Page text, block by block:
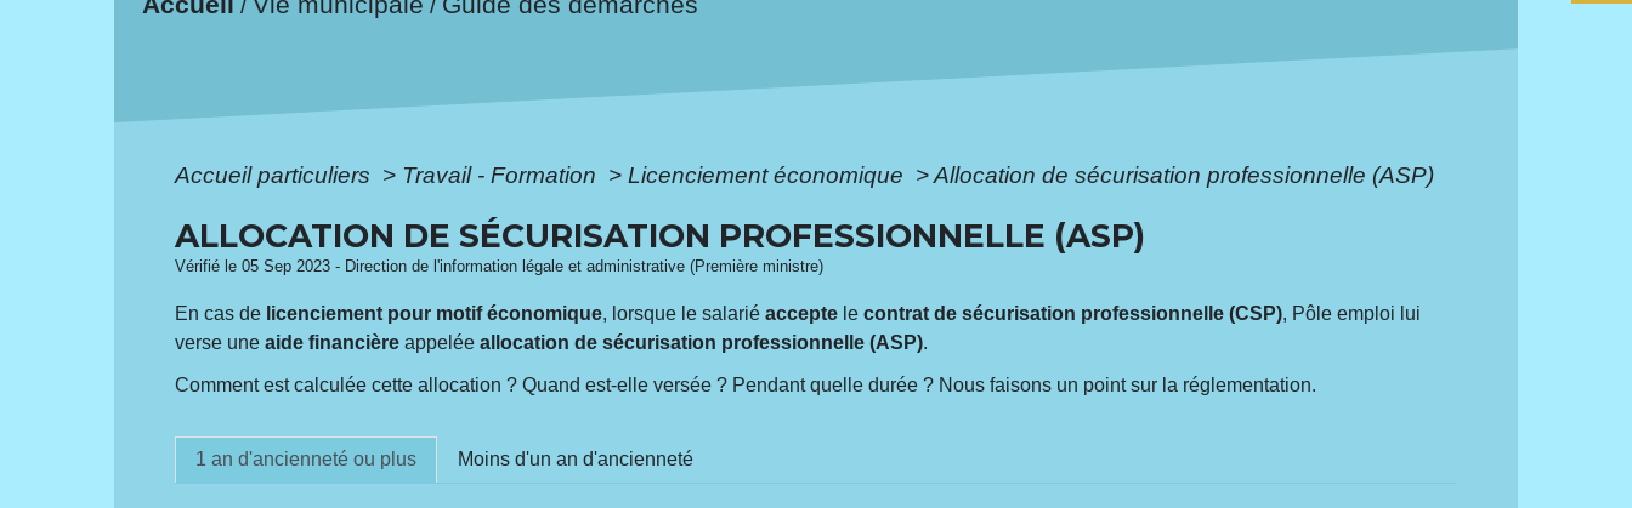
/ /
Accueil particuliers > Travail - Formation > Licenciement économique >Allocation de sécurisation professionnelle (ASP)
ALLOCATION DE SÉCURISATION PROFESSIONNELLE (ASP)
Vérifié le 05 Sep 2023 - Direction de l'information légale et administrative (Première ministre)
En cas de licenciement pour motif économique, lorsque le salariéaccepte lecontrat de sécurisation professionnelle (CSP), Pôle emploi lui
verse uneaide financière appeléeallocation de sécurisation professionnelle (ASP).
Comment est calculée cette allocation ? Quand est-elle versée ? Pendant quelle durée ? Nous faisons un point sur la réglementation.
1 an d'ancienneté ou plus Moins d'un an d'ancienneté